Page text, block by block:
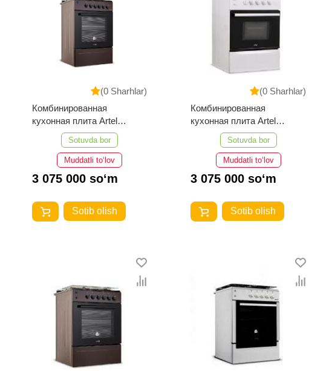
(0 Sharhlar)
Комбинированная
кухонная плита Artel
Milagro 10 K KП (без гриля)
(корич.) чугун
Sotuvda bor
Muddatli to‘lov
3 075 000 so‘m
Sotib olish
(0 Sharhlar)
Комбинированная
кухонная плита Artel
Milagro 10 K KП (без гриля)
(белый) чугун
Sotuvda bor
Muddatli to‘lov
3 075 000 so‘m
Sotib olish